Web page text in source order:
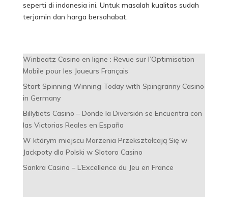
seperti di indonesia ini. Untuk masalah kualitas sudah
terjamin dan harga bersahabat.
Winbeatz Casino en ligne : Revue sur l’Optimisation
Mobile pour les Joueurs Français
Start Spinning Winning Today with Spingranny Casino
in Germany
Billybets Casino – Donde la Diversión se Encuentra con
las Victorias Reales en España
W którym miejscu Marzenia Przekształcają Się w
Jackpoty dla Polski w Slotoro Casino
Sankra Casino – L’Excellence du Jeu en France